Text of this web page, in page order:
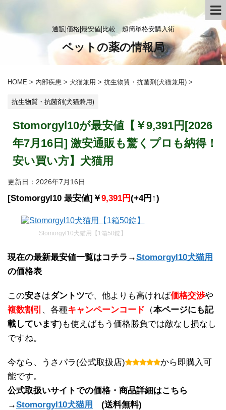
通販|価格|最安値|比較 超簡単格安購入術
ペットの薬の情報局
HOME > 内部疾患 > 犬猫兼用 > 抗生物質・抗菌剤(犬猫兼用) >
抗生物質・抗菌剤(犬猫兼用)
Stomorgyl10が最安値【￥9,391円[2026
年7月16日] 激安通販も驚くプロも納得！
安い買い方】犬猫用
更新日： 2026年7月16日
[Stomorgyl10 最安値]￥9,391円(+4円↑)
Stomorgyl10犬猫用【1箱50錠】
現在の最新最安値一覧はコチラ→Stomorgyl10犬猫用
の価格表
この安さはダントツで、他よりも高ければ価格交渉や
複数割引 、各種キャンペーンコード （本ページにも記
載しています)も使えばもう価格勝負では敵なし損なし
ですね。
今なら、うさパラ(公式取扱店)
から即購入可
能です。
公式取扱いサイトでの価格・商品詳細はこちら
→Stomorgyl10犬猫用 (送料無料)